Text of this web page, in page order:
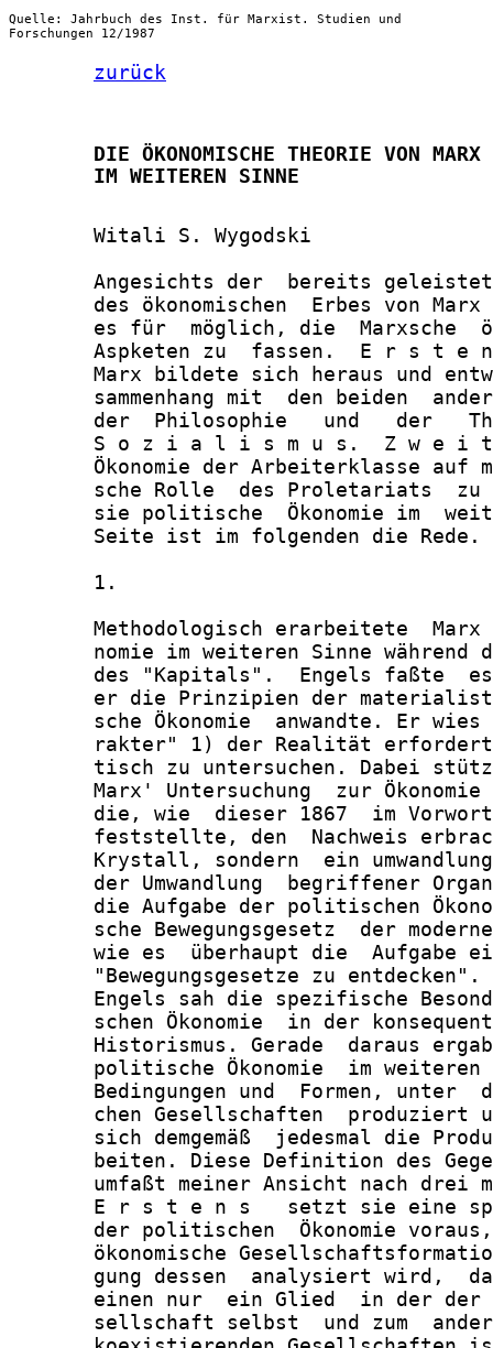
Quelle: Jahrbuch des Inst. für Marxist. Studien und
Forschungen 12/1987
zurück
DIE ÖKONOMISCHE THEORIE VON MARX
       IM WEITEREN SINNE